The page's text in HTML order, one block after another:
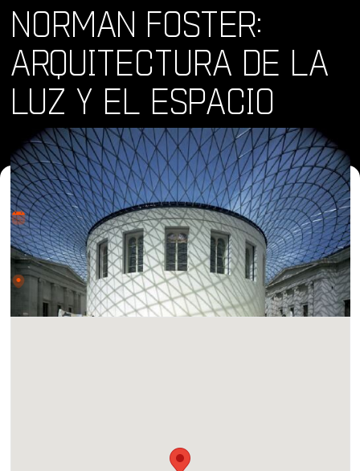
NORMAN FOSTER:
ARQUITECTURA DE LA
LUZ Y EL ESPACIO
Dónde y Cuándo
vie 18 oct 2024 - vie 26 abr 2024
Lugar
1450 El Prado, Balboa Park, San Diego, CA, USA